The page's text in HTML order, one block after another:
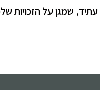
עתיד, שמגן על